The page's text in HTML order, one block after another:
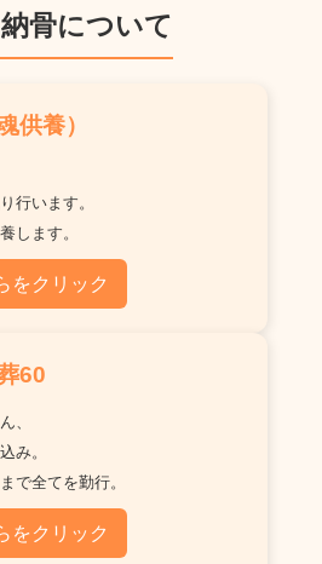
骨について
供養）
行います。
します。
をクリック
60
、
み。
で全てを勤行。
をクリック